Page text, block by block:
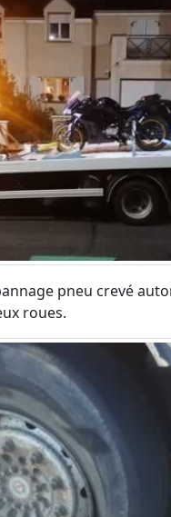
pneu crevé
roues.